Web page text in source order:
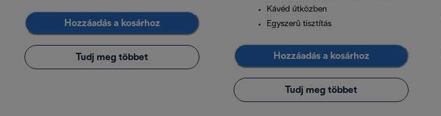
Hozzáadás a kosárhoz
Tudj meg többet
Kávéd útközben
Egyszerű tisztítás
Hozzáadás a kosárhoz
Tudj meg többet